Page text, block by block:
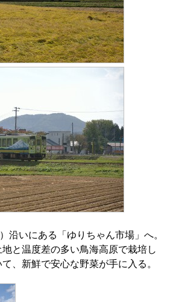
沿いにある「ゆりちゃん市場」へ。
と温度差の多い鳥海高原で栽培し
、新鮮で安心な野菜が手に入る。